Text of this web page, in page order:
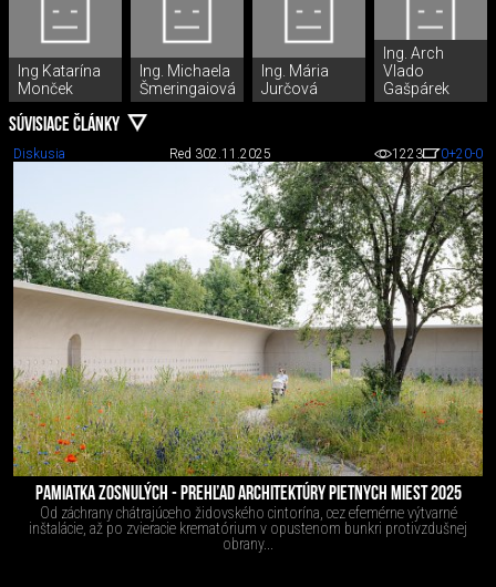
Ing Katarína
Monček
Ing. Michaela
Šmeringaiová
Ing. Mária
Jurčová
Ing. Arch
Vlado
Gašpárek
SÚVISIACE ČLÁNKY
Diskusia Red 302.11.2025 1223 0+20-0
PAMIATKA ZOSNULÝCH - PREHĽAD ARCHITEKTÚRY PIETNYCH MIEST 2025
Od záchrany chátrajúceho židovského cintorína, cez efemérne výtvarné
inštalácie, až po zvieracie krematórium v opustenom bunkri protivzdušnej
obrany...